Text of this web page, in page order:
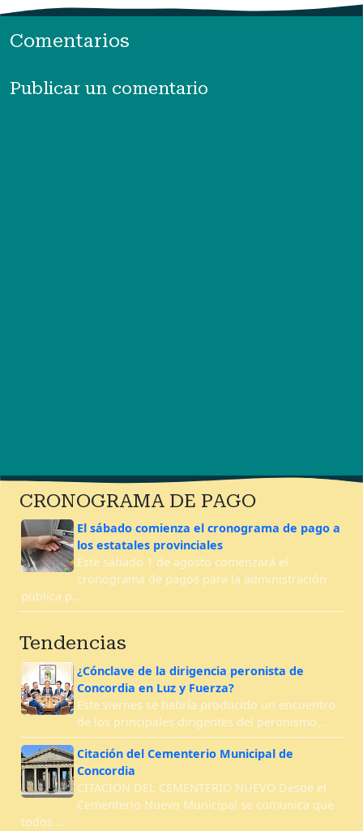
Comentarios
Publicar un comentario
CRONOGRAMA DE PAGO
El sábado comienza el cronograma de pago a
los estatales provinciales
Este sábado 1 de agosto comenzará el
cronograma de pagos para la administración
pública p…
Tendencias
¿Cónclave de la dirigencia peronista de
Concordia en Luz y Fuerza?
Este viernes se habría producido un encuentro
de los principales dirigentes del peronismo…
Citación del Cementerio Municipal de
Concordia
CITACIÓN DEL CEMENTERIO NUEVO Desde el
Cementerio Nuevo Municipal se comunica que
todos …